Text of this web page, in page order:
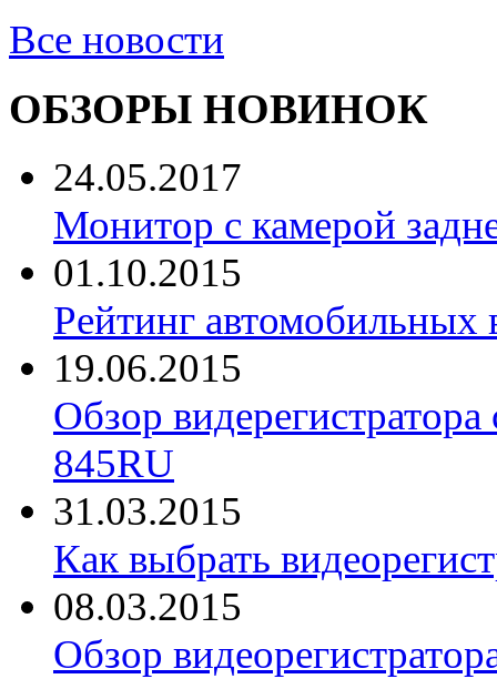
Все новости
ОБЗОРЫ НОВИНОК
24.05.2017
Монитор с камерой
01.10.2015
Рейтинг автомобильных
19.06.2015
Обзор
845RU
31.03.2015
Как выбрать
08.03.2015
Обзор